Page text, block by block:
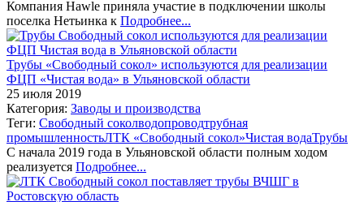
Компания Hawle приняла участие в подключении школы
поселка Нетьинка к Подробнее...
Трубы «Свободный сокол» используются для реализации
ФЦП «Чистая вода» в Ульяновской области
25 июля 2019
Категория: Заводы и производства
Теги: Свободный соколводопроводтрубная
промышленностьЛТК «Свободный сокол»Чистая водаТрубы
С начала 2019 года в Ульяновской области полным ходом
реализуется Подробнее...